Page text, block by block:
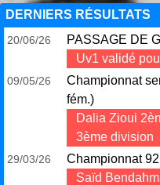
DERNIERS RÉSULTATS
20/06/26
PASSAGE DE
Uv1 validé
09/05/26
Championnat
fém.)
Dalia Zioui
3ème division
29/03/26
Championnat
Saïd